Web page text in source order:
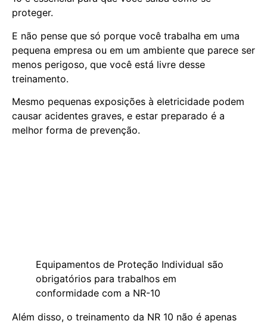
proteger.
E não pense que só porque você trabalha em uma
pequena empresa ou em um ambiente que parece ser
menos perigoso, que você está livre desse
treinamento.
Mesmo pequenas exposições à eletricidade podem
causar acidentes graves, e estar preparado é a
melhor forma de prevenção.
Equipamentos de Proteção Individual são
obrigatórios para trabalhos em
conformidade com a NR-10
Além disso, o treinamento da NR 10 não é apenas